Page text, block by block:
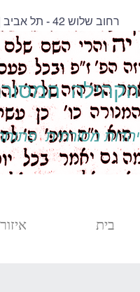
| רחוב שלוש 42 - תל אביב
הקהילה
יהדות מסורתית פתוחה,
בית